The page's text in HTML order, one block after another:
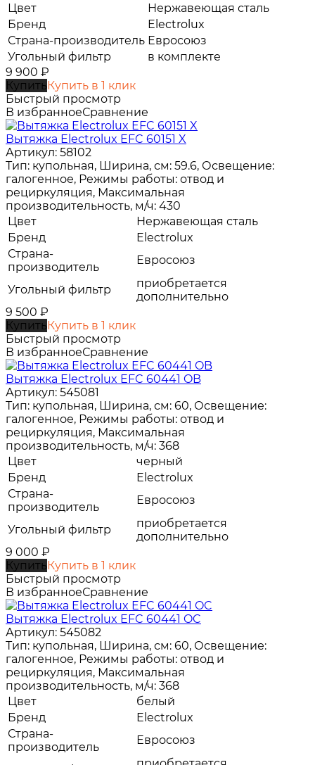
Цвет
Нержавеющая сталь
Бренд
Electrolux
Страна-производитель Евросоюз
Угольный фильтр
в комплекте
9 900 ₽
КупитьКупить в 1 клик
Быстрый просмотр
В избранноеСравнение
Вытяжка Electrolux EFC 60151 X
Артикул: 58102
Тип: купольная, Ширина, см: 59.6, Освещение:
галогенное, Режимы работы: отвод и
рециркуляция, Максимальная
производительность, м/ч: 430
Цвет
Нержавеющая сталь
Бренд
Electrolux
Страна-
производитель
Евросоюз
Угольный фильтр
приобретается
дополнительно
9 500 ₽
КупитьКупить в 1 клик
Быстрый просмотр
В избранноеСравнение
Вытяжка Electrolux EFC 60441 OB
Артикул: 545081
Тип: купольная, Ширина, см: 60, Освещение:
галогенное, Режимы работы: отвод и
рециркуляция, Максимальная
производительность, м/ч: 368
Цвет
черный
Бренд
Electrolux
Страна-
производитель
Евросоюз
Угольный фильтр
приобретается
дополнительно
9 000 ₽
КупитьКупить в 1 клик
Быстрый просмотр
В избранноеСравнение
Вытяжка Electrolux EFC 60441 OC
Артикул: 545082
Тип: купольная, Ширина, см: 60, Освещение:
галогенное, Режимы работы: отвод и
рециркуляция, Максимальная
производительность, м/ч: 368
Цвет
белый
Бренд
Electrolux
Страна-
производитель
Евросоюз